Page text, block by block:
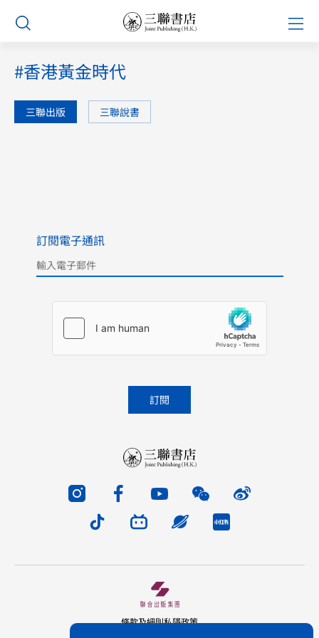
Skip
content
#香港黃金時代
三聯出版 三聯說書
訂閱電子通訊
條款及細則私隱政策